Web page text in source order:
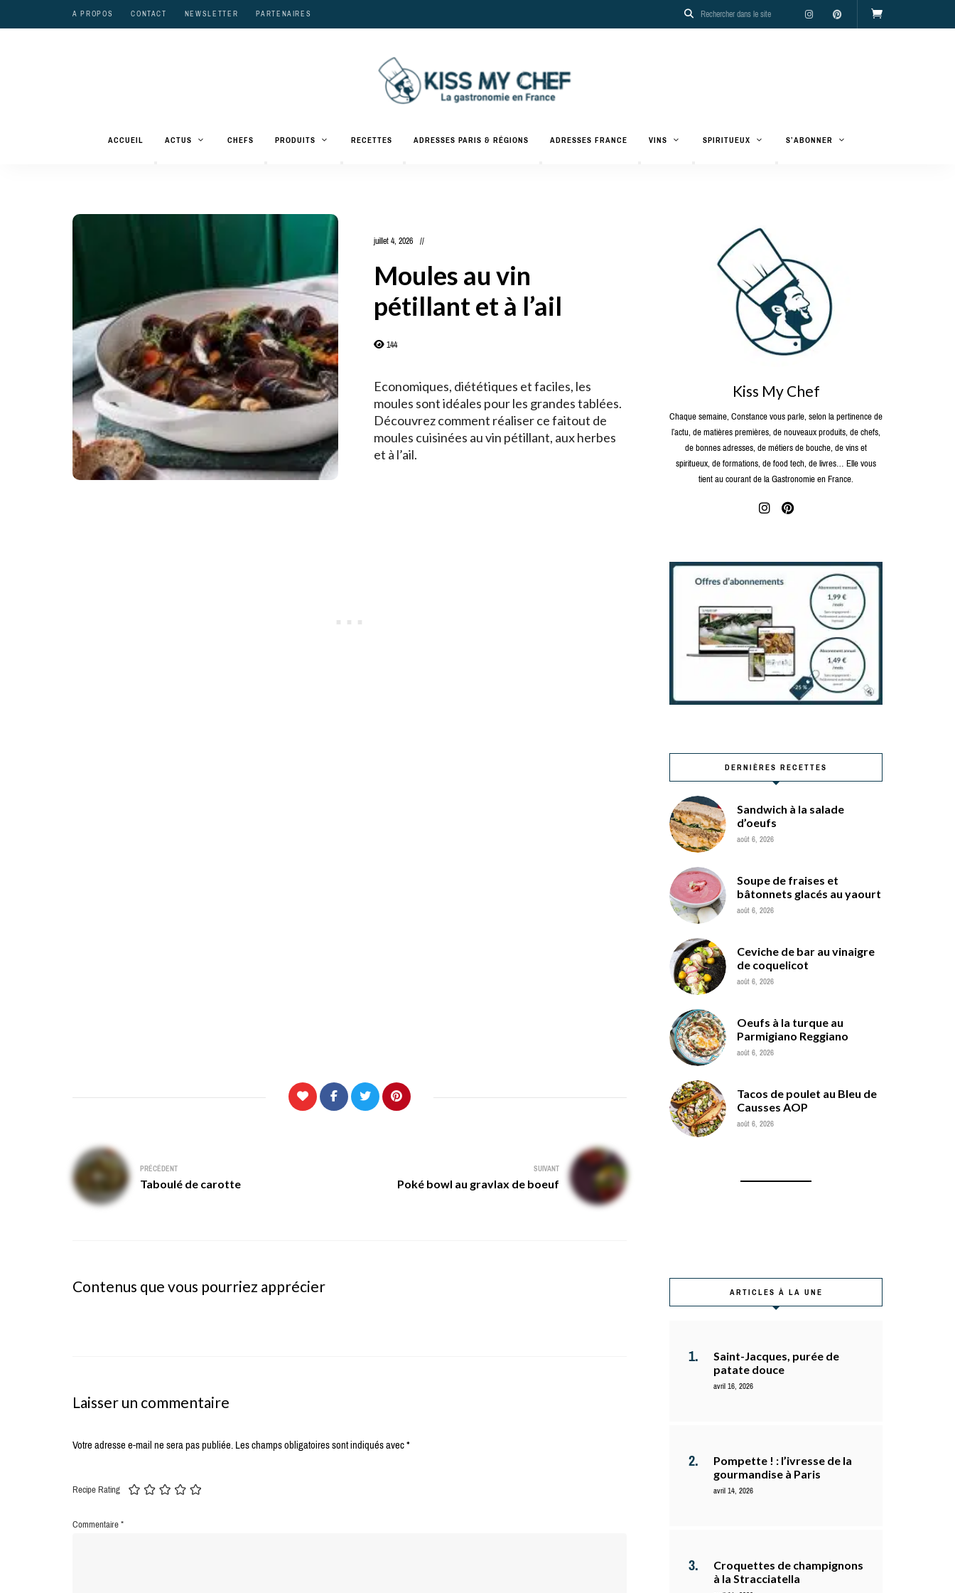
A PROPOS CONTACT NEWSLETTER PARTENAIRES
Kiss
Chef
gastronomiques
et
ACCUEIL ACTUS CHEFS PRODUITS RECETTES ADRESSES PARIS & RÉGIONS ADRESSES FRANCE VINS SPIRITUEUX S’ABONNER
juillet 4, 2026
Moules au vin
pétillant et à l’ail
144
Economiques, diététiques et faciles, les
moules sont idéales pour les grandes tablées.
Découvrez comment réaliser ce faitout de
moules cuisinées au vin pétillant, aux herbes
et à l’ail.
Navigation
de
l’article
PRÉCÉDENT
Taboulé de carotte
SUIVANT
Poké bowl au gravlax de boeuf
Contenus que vous pourriez apprécier
Laisser un commentaire
Votre adresse e-mail ne sera pas publiée.Les champs obligatoires sont indiqués avec*
Recipe Rating
Commentaire*
Kiss My Chef
Chaque semaine, Constance vous parle, selon la pertinence de
l’actu, de matières premières, de nouveaux produits, de chefs,
de bonnes adresses, de métiers de bouche, de vins et
spiritueux, de formations, de food tech, de livres… Elle vous
tient au courant de la Gastronomie en France.
DERNIÈRES RECETTES
Sandwich à la salade
d’oeufs
août 6, 2026
Soupe de fraises et
bâtonnets glacés au yaourt
août 6, 2026
Ceviche de bar au vinaigre
de coquelicot
août 6, 2026
Oeufs à la turque au
Parmigiano Reggiano
août 6, 2026
Tacos de poulet au Bleu de
Causses AOP
août 6, 2026
ARTICLES À LA UNE
Saint-Jacques, purée de
patate douce
avril 16, 2026
Pompette ! : l’ivresse de la
gourmandise à Paris
avril 14, 2026
Croquettes de champignons
à la Stracciatella